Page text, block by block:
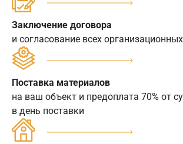
Заключение договора
и согласование всех
Поставка материалов
на ваш объект и предоплата 70% от
в день поставки